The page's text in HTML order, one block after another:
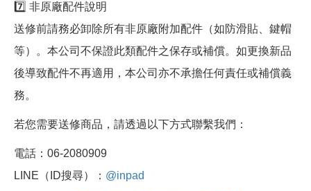
7️⃣ 非原廠配件說明
送修前請務必卸除所有非原廠附加配件（如防滑貼、鍵帽
等）。本公司不保證此類配件之保存或補償。如更換新品
後導致配件不再適用，本公司亦不承擔任何責任或補償義
務。
若您需要送修商品，請透過以下方式聯繫我們：
電話：06-2080909
LINE（ID搜尋）： @inpad